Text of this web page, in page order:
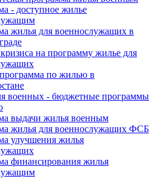
- доступное жилье
жилья для военнослужащих в
на программу жилье для
по жилью в
военных - бюджетные программы
выдачи жилья военным
жилья для военнослужащих ФСБ
улучшения жилья
финансирования жилья